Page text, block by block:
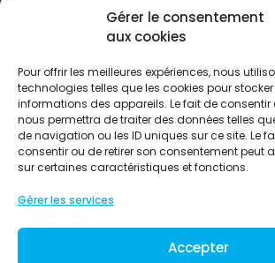
Gérer le consentement
aux cookies
Pour offrir les meilleures expériences, nous
technologies telles que les cookies pour
informations des appareils. Le fait de
nous permettra de traiter des données telles
de navigation ou les ID uniques sur ce site. Le
consentir ou de retirer son consentement peut
sur certaines caractéristiques et fonctions.
Gérer les services
Accepter
DJ Soirée d’entreprise
Demande de devis
Paiement & RDV
Lien de paiement
RDV drive location